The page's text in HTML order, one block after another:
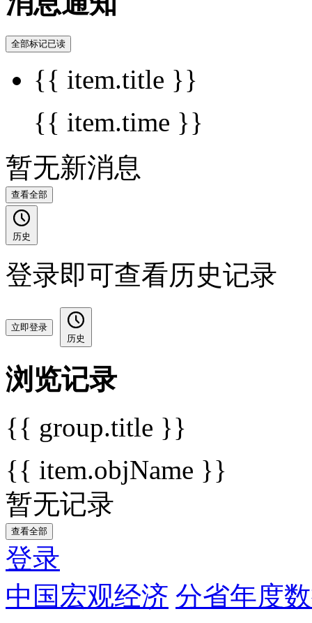
全部标记已读
{{ item.title }}
{{ item.time }}
暂无新消息
查看全部
历史
登录即可查看历史记录
立即登录
历史
浏览记录
{{ group.title }}
{{ item.objName }}
暂无记录
查看全部
登录
中国宏观经济 分省年度